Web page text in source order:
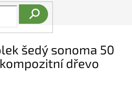
šedý sonoma 50
dřevo